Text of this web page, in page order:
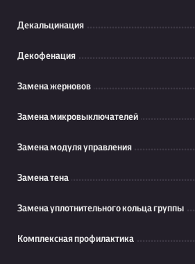
Декальцинация
Декофенация
Замена жерновов
Замена микровыключателей
Замена модуля управления
Замена тена
Замена уплотнительного кольца группы
Комплексная профилактика